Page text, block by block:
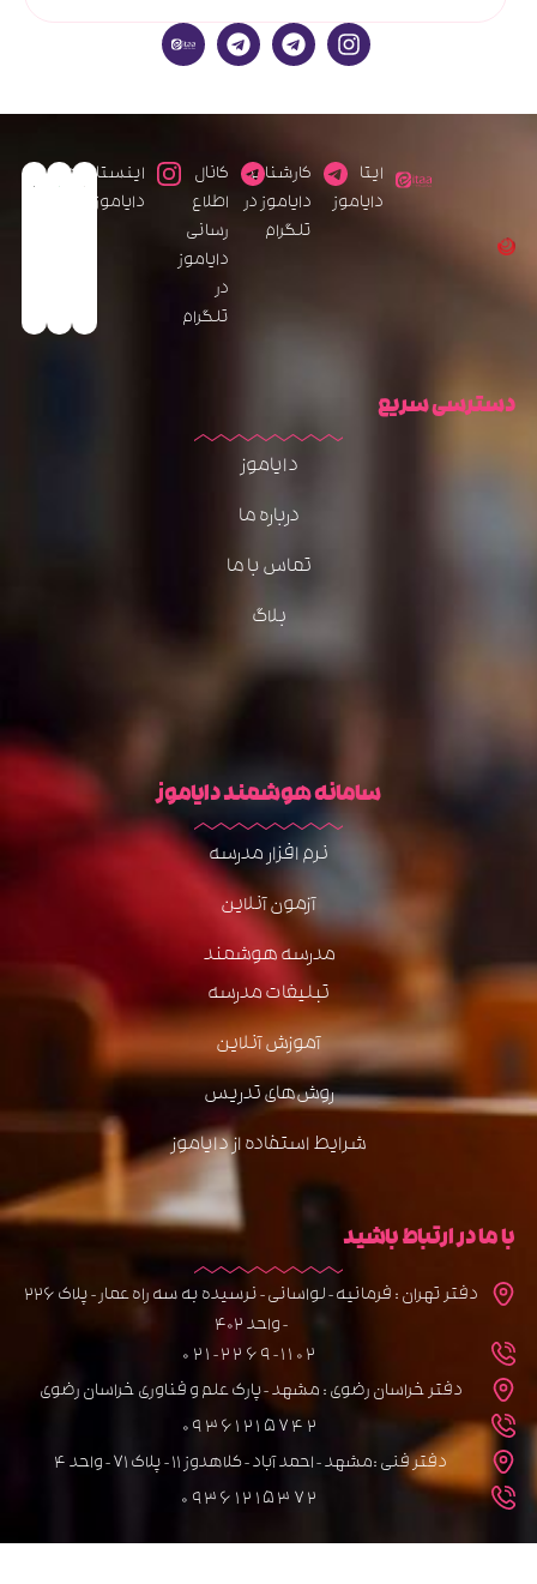
ایتا
دایاموز
کارشناس
دایاموز در
تلگرام
کانال
اطلاع
رسانی
دایاموز
در
تلگرام
اینستاگرام
دایاموز
دسترسی سریع
دایاموز
درباره ما
تماس با ما
بلاگ
سامانه هوشمند دایاموز
نرم افزار مدرسه
آزمون آنلاین
مدرسه هوشمند
تبلیغات مدرسه
آموزش آنلاین
روش‌های تدریس
شرایط استفاده از دایاموز
با ما در ارتباط باشید
دفتر تهران : فرمانیه - لواسانی - نرسیده به سه راه عمار - پلاک 226
- واحد 402
021-2269-1102
دفتر خراسان رضوی : مشهد - پارک علم و فناوری خراسان رضوی
09361215742
دفتر فنی :مشهد - احمد آباد - کلاهدوز 11 - پلاک 71 - واحد 4
09361215372